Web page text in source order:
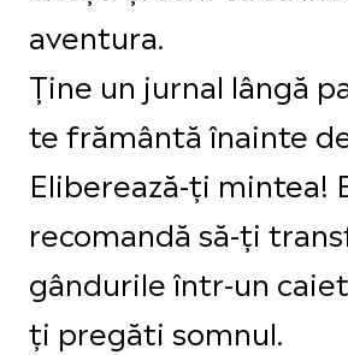
aventura.
Ține un jurnal lângă
te frământă înainte
Eliberează-ți mintea!
recomandă să-ți
gândurile într-un
ți pregăti somnul.